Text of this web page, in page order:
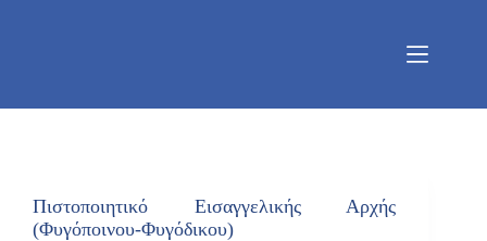
Πιστοποιητικό Εισαγγελικής Αρχής
(Φυγόποινου-Φυγόδικου)